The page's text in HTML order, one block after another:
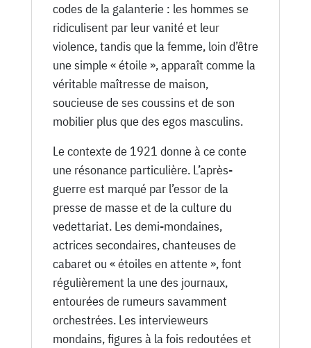
codes de la galanterie : les hommes se
ridiculisent par leur vanité et leur
violence, tandis que la femme, loin d’être
une simple « étoile », apparaît comme la
véritable maîtresse de maison,
soucieuse de ses coussins et de son
mobilier plus que des egos masculins.
Le contexte de 1921 donne à ce conte
une résonance particulière. L’après-
guerre est marqué par l’essor de la
presse de masse et de la culture du
vedettariat. Les demi-mondaines,
actrices secondaires, chanteuses de
cabaret ou « étoiles en attente », font
régulièrement la une des journaux,
entourées de rumeurs savamment
orchestrées. Les intervieweurs
mondains, figures à la fois redoutées et